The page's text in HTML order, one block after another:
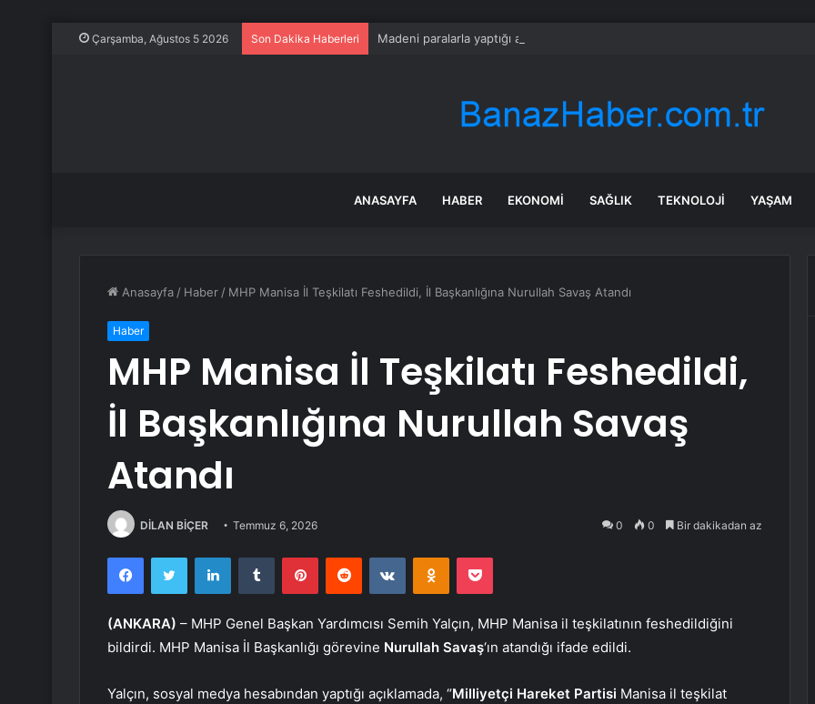
Çarşamba, Ağustos 5 2026 Son Dakika Haberleri Madeni paralarla yaptığı araç tek kuruş harcamadan 200 km gidiyor
ANASAYFA HABER EKONOMI SAĞLIK TEKNOLOJI YAŞAM
Anasayfa / Haber / MHP Manisa İl Teşkilatı Feshedildi, İl Başkanlığına Nurullah Savaş Atandı
Haber
MHP Manisa İl Teşkilatı Feshedildi,
İl Başkanlığına Nurullah Savaş
Atandı
DİLAN BİÇER Temmuz 6, 2026 0 0 Bir dakikadan az
FacebookTwitter LinkedInTumblr PinterestReddit VKontakteOdnoklassniki
Pocket
(ANKARA) – MHP Genel Başkan Yardımcısı Semih Yalçın, MHP Manisa il teşkilatının feshedildiğini
bildirdi. MHP Manisa İl Başkanlığı görevine Nurullah Savaş‘ın atandığı ifade edildi.
Yalçın, sosyal medya hesabından yaptığı açıklamada, “Milliyetçi Hareket Partisi Manisa il teşkilat